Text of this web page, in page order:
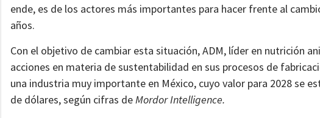
ende, es de los actores más importantes para hacer frente al
años.
Con el objetivo de cambiar esta situación, ADM, líder en nutrición
acciones en materia de sustentabilidad en sus procesos de
una industria muy importante en México, cuyo valor para 2028 se
de dólares, según cifras de Mordor Intelligence.